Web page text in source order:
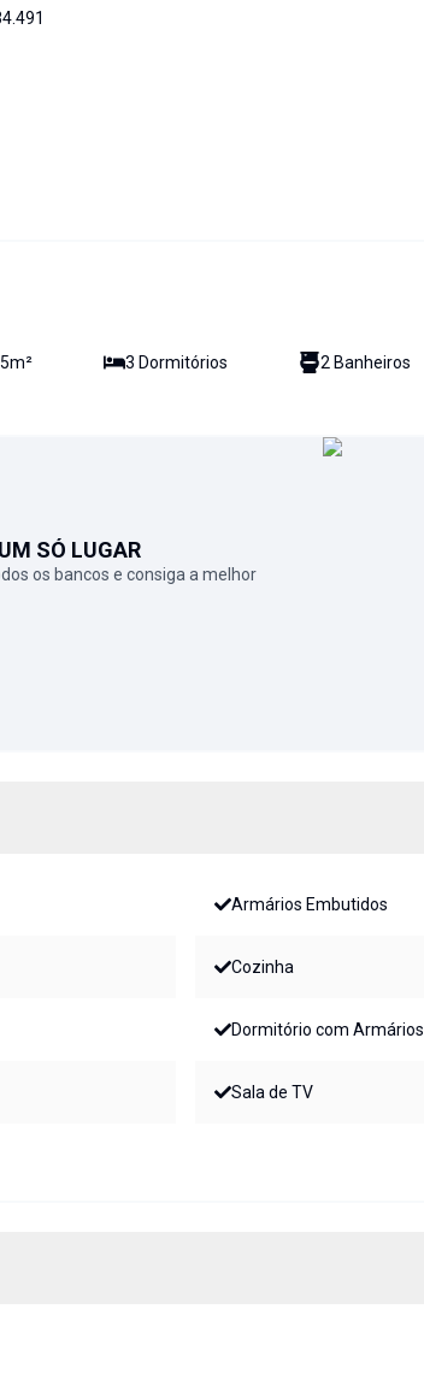
m² 3 Dormitórios 2 Banheiros
SÓ LUGAR
os bancos e consiga a melhor
Armários Embutidos
Cozinha
Dormitório com Armários
Sala de TV